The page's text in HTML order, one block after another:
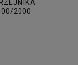
2000